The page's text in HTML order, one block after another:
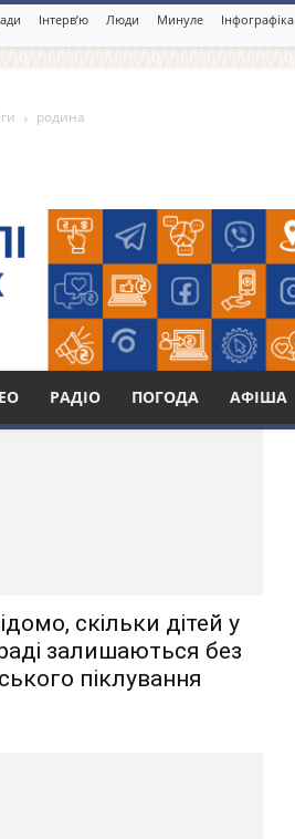
Інтерв’ю Люди Минуле Інфографіка
РАДІО ПОГОДА АФІША
родина
скільки дітей у
залишаються без
піклування